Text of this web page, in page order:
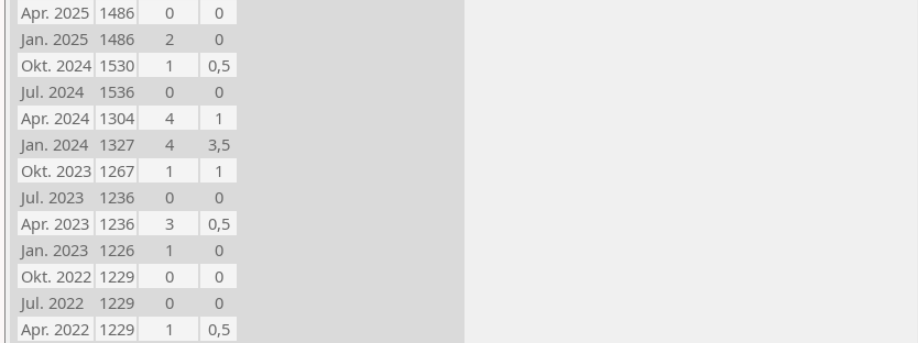
Apr. 2025 1486 0
0
Jan. 2025 1486 2
0
Okt. 2024 1530 1
0,5
Jul. 2024
1536 0
0
Apr. 2024 1304 4
1
Jan. 2024 1327 4
3,5
Okt. 2023 1267 1
1
Jul. 2023
1236 0
0
Apr. 2023 1236 3
0,5
Jan. 2023 1226 1
0
Okt. 2022 1229 0
0
Jul. 2022
1229 0
0
Apr. 2022 1229 1
0,5